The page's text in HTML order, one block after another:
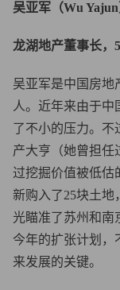
吴亚军（Wu
龙湖地产董事长，
吴亚军是中国房地
人。近年来由于中
了不小的压力。不
产大亨（她曾担任
过挖掘价值被低估
新购入了25块土地
光瞄准了苏州和南
今年的扩张计划，
来发展的关键。